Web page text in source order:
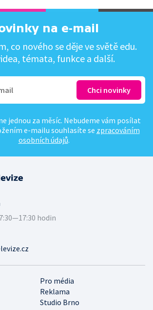
na e-mail
co nového se děje ve světě edu.
témata, funkce a další.
jednou za měsíc. Nebudeme vám posílat
e-mailu souhlasíte se zpracováním
osobních údajů.